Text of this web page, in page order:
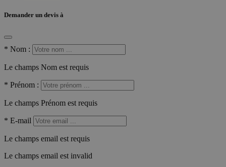
Demander un devis à
* Nom :
Le champs Nom est requis
* Prénom :
Le champs Prénom est requis
* E-mail
Le champs email est requis
Le champs email est invalid